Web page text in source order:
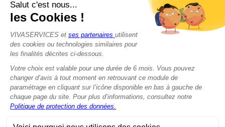
Jardinage
Bricolage
Nounou
Seniors
Handicaps
© 2015 - 2026VIVASERVICES
Modifier vos préférences en matière de cookies